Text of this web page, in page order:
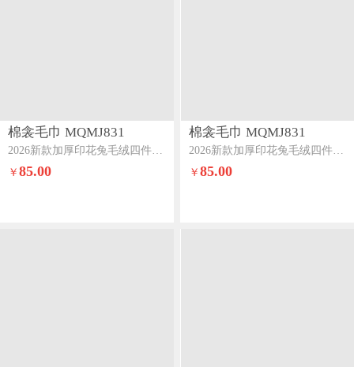
棉衾毛巾 MQMJ831
2026新款加厚印花兔毛绒四件套美拉德牛奶绒床裙四件套蝶舞
￥85.00
棉衾毛巾 MQMJ831
2026新款加厚印花兔毛绒四件套美拉德牛奶绒床裙四件套枝上花开
￥ 85.00